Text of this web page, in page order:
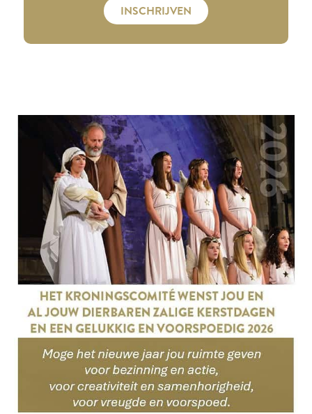
INSCHRIJVEN